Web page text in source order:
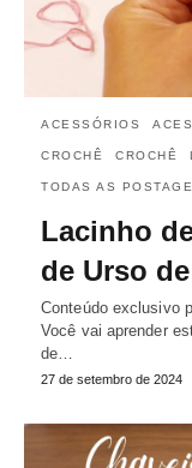
ACESSÓRIOS
CROCHÊ CROCHÊ
TODAS AS
Lacinho
de Urso
Conteúdo exclusivo
Você vai aprender
de…
27 de setembro de 2024